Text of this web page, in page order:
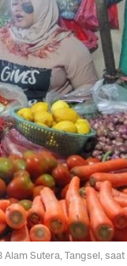
Sutera, Tangsel,